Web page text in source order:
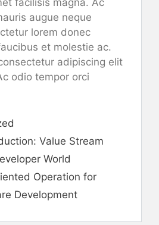
augue neque
lorem donec
et molestie ac.
adipiscing elit
odio tempor orci
Value Stream
World
Operation for
Development